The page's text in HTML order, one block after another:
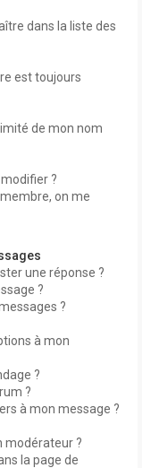
dans la liste des
est toujours
de mon nom
?
on me
une réponse ?
?
?
à mon
?
?
à mon message ?
modérateur ?
la page de